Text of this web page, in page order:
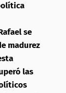
se
madurez
las